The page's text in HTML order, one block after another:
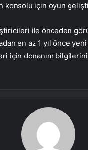
konsolu için oyun
ile önceden
en az 1 yıl önce
için donanım bilgilerini